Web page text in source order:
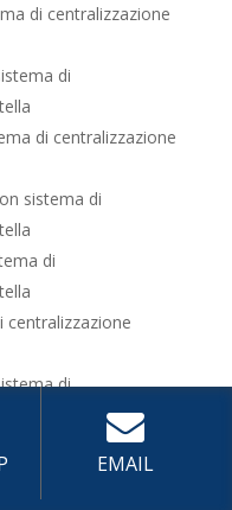
di centralizzazione
di
di centralizzazione
sistema di
di
centralizzazione
di
di centralizzazione
EMAIL